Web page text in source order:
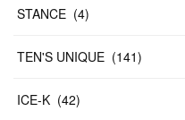
STANCE (4)
TEN'S UNIQUE (141)
ICE-K (42)